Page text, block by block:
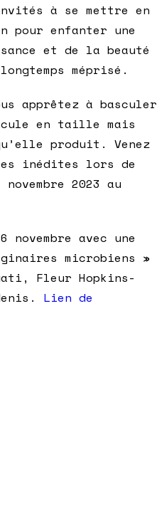
à se mettre en
pour enfanter une
et de la beauté
méprisé.
apprêtez à basculer
en taille mais
produit. Venez
inédites lors de
2023 au
avec une
microbiens »
Fleur Hopkins-
Lien de